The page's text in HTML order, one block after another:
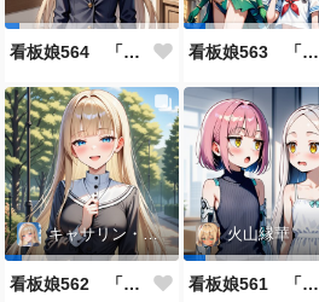
看板娘564 「ジェルマ・レスポストン・八百のよもやま話」 看板娘563 「騒ぎの終わり」
キャサリン・アストリー
看板娘562 「キャサリン・アストリーのよもやま話」
火山縁華
看板娘561 「火山一族」